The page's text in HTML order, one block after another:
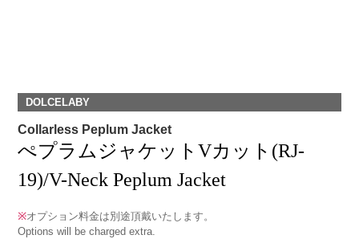
DOLCELABY
Collarless Peplum Jacket
ぺプラムジャケットVカット(RJ-
19)/V-Neck Peplum Jacket
※オプション料金は別途頂戴いたします。
Options will be charged extra.